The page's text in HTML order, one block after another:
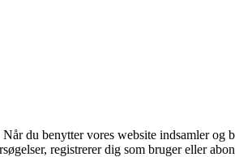
du benytter vores website indsamler
registrerer dig som bruger eller